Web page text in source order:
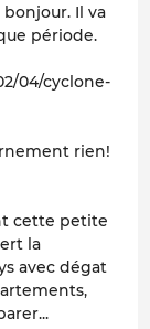
Il va
période.
04/cyclone-
rien!
cette petite
la
avec dégat